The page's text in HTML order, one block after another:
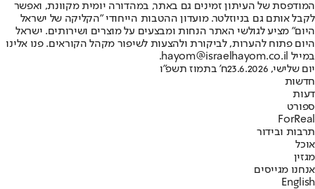
המודפסת של העיתון זמינים גם באתר, במהדורה יומית מקוונת, ואפשר
לקבל אותם גם בניוזלטר. מועדון ההטבות הייחודי "הקליקה של ישראל
היום" מציע לגולשי האתר הנחות ומבצעים על מוצרים ושירותים. ישראל
היום פתוח להערות, לביקורת ולהצעות לשיפור מקהל הקוראים. פנו אלינו
במייל hayom@israelhayom.co.il.
יום שלישי, 23.6.2026
ח' בתמוז תשפ"ו
חדשות
דעות
ספורט
ForReal
תרבות ובידור
אוכל
מגזין
אנחנו מגייסים
English